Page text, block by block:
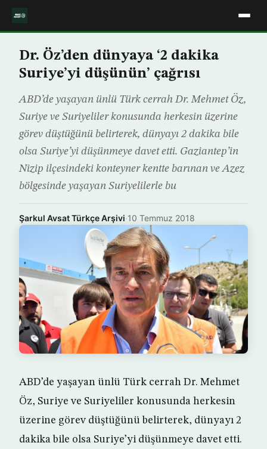
Dr. Öz’den dünyaya ‘2 dakika
Suriye’yi düşünün’ çağrısı
ABD’de yaşayan ünlü Türk cerrah Dr. Mehmet Öz,
Suriye ve Suriyeliler konusunda herkesin üzerine
görev düştüğünü belirterek, dünyayı 2 dakika bile
olsa Suriye’yi düşünmeye davet etti. Gaziantep’in
Nizip ilçesindeki konteyner kentte barınan ve Azez
bölgesinde yaşayan Suriyelilerle bu
Şarkul Avsat Türkçe Arşivi·10 Temmuz 2018
ABD’de yaşayan ünlü Türk cerrah Dr. Mehmet
Öz, Suriye ve Suriyeliler konusunda herkesin
üzerine görev düştüğünü belirterek, dünyayı 2
dakika bile olsa Suriye’yi düşünmeye davet etti.